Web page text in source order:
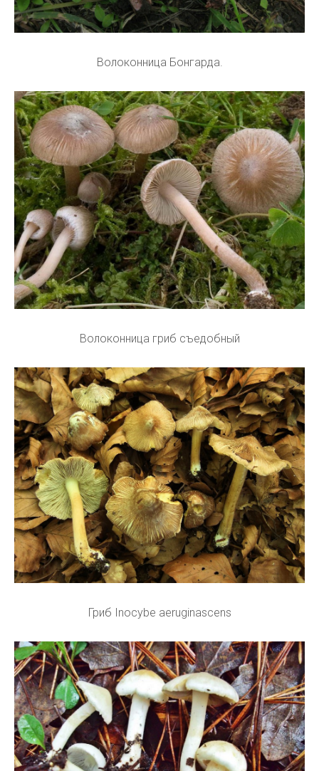
Волоконница Бонгарда.
Волоконница гриб съедобный
Гриб Inocybe aeruginascens